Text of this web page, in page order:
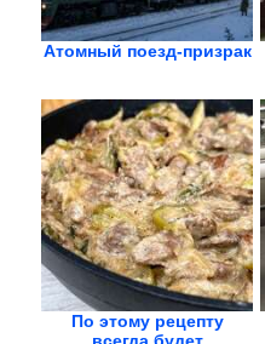
Атомный поезд-призрак
По этому рецепту